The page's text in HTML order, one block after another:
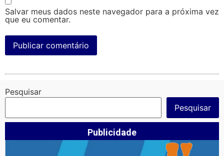
Salvar meus dados neste navegador para a próxima vez
que eu comentar.
Pesquisar
Pesquisar
Publicidade